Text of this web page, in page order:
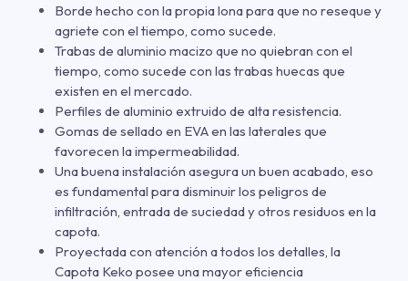
Borde hecho con la propia lona para que no reseque y
agriete con el tiempo, como sucede.
Trabas de aluminio macizo que no quiebran con el
tiempo, como sucede con las trabas huecas que
existen en el mercado.
Perfiles de aluminio extruido de alta resistencia.
Gomas de sellado en EVA en las laterales que
favorecen la impermeabilidad.
Una buena instalación asegura un buen acabado, eso
es fundamental para disminuir los peligros de
infiltración, entrada de suciedad y otros residuos en la
capota.
Proyectada con atención a todos los detalles, la
Capota Keko posee una mayor eficiencia